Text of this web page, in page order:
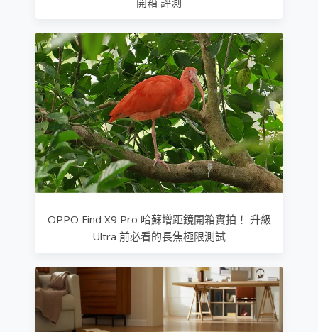
OPPO Find X9 Pro 哈蘇增距鏡開箱實拍！ 升級
Ultra 前必看的長焦極限測試